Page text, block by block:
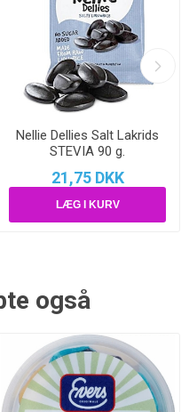
Nellie Dellies Salt Lakrids
STEVIA 90 g.
21,75 DKK
også